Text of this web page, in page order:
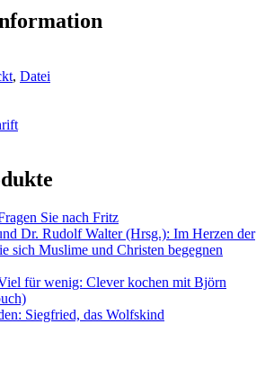
, Datei
Sie nach Fritz
Dr. Rudolf Walter (Hrsg.): Im Herzen der
sich Muslime und Christen begegnen
für wenig: Clever kochen mit Björn
Siegfried, das Wolfskind